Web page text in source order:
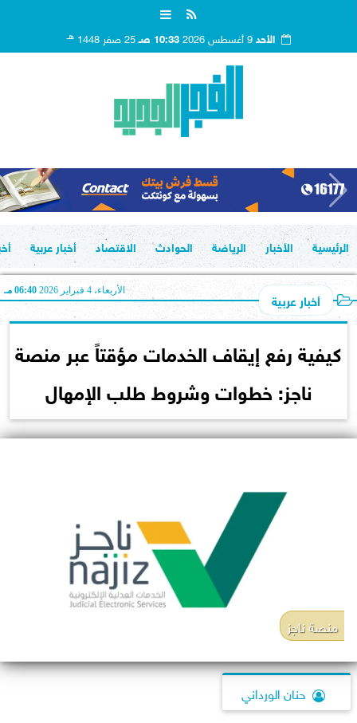
الأحد9 أغسطس 2026 10:33 صـ 25 صفر 1448 هـ
الرئيسية الأخبار الرياضة الحوادث الاقتصاد أخبار عربية
أخبار عربية الأربعاء، 4 فبراير 2026 06:40 مـ
كيفية رفع إيقاف الخدمات مؤقتاً عبر منصة
ناجز: خطوات وشروط طلب الإمهال
منصة ناجز
حنان الورداني